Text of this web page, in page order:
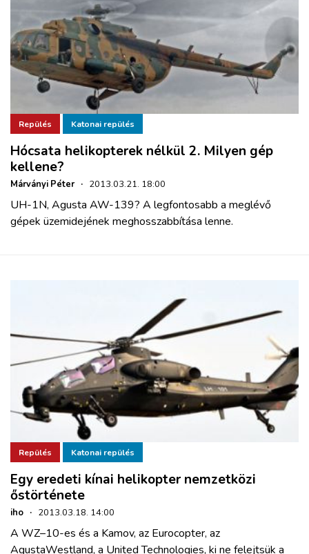
Repülés Katonai repülés
Hócsata helikopterek nélkül 2. Milyen gép
kellene?
Márványi Péter · 2013.03.21. 18:00
UH-1N, Agusta AW-139? A legfontosabb a meglévő
gépek üzemidejének meghosszabbítása lenne.
Repülés Katonai repülés
Egy eredeti kínai helikopter nemzetközi
őstörténete
iho · 2013.03.18. 14:00
A WZ–10-es és a Kamov, az Eurocopter, az
AgustaWestland, a United Technologies, ki ne felejtsük a